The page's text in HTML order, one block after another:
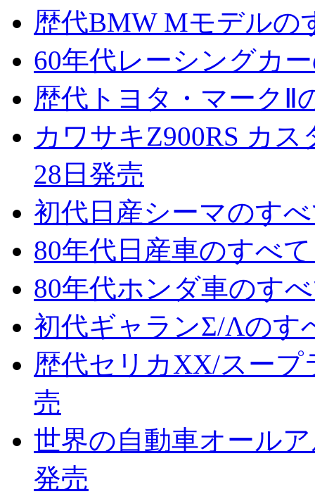
歴代BMW Mモデルの
60年代レーシングカ
歴代トヨタ・マークⅡ
カワサキZ900RS カ
28日発売
初代日産シーマのす
80年代日産車のすべ
80年代ホンダ車のす
初代ギャランΣ/Λのす
歴代セリカXX/スープ
売
世界の自動車オール
発売